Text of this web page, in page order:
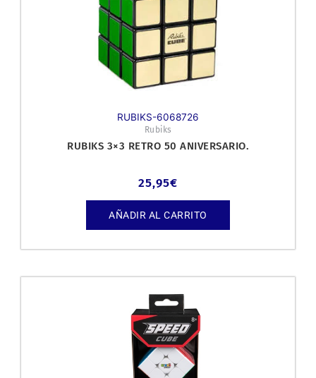
RUBIKS-6068726
Rubiks
RUBIKS 3×3 RETRO 50 ANIVERSARIO.
25,95€
AÑADIR AL CARRITO